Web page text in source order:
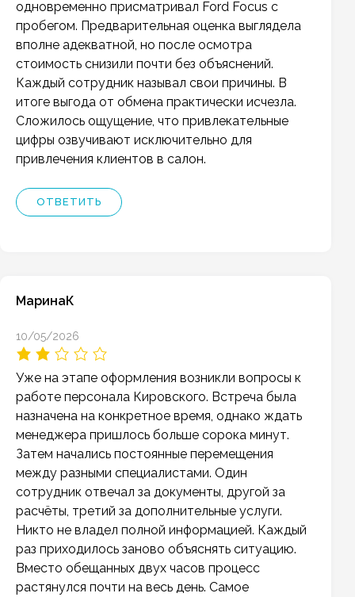
одновременно присматривал Ford Focus с
пробегом. Предварительная оценка выглядела
вполне адекватной, но после осмотра
стоимость снизили почти без объяснений.
Каждый сотрудник называл свои причины. В
итоге выгода от обмена практически исчезла.
Сложилось ощущение, что привлекательные
цифры озвучивают исключительно для
привлечения клиентов в салон.
ОТВЕТИТЬ
МаринаК
10/05/2026
Уже на этапе оформления возникли вопросы к
работе персонала Кировского. Встреча была
назначена на конкретное время, однако ждать
менеджера пришлось больше сорока минут.
Затем начались постоянные перемещения
между разными специалистами. Один
сотрудник отвечал за документы, другой за
расчёты, третий за дополнительные услуги.
Никто не владел полной информацией. Каждый
раз приходилось заново объяснять ситуацию.
Вместо обещанных двух часов процесс
растянулся почти на весь день. Самое